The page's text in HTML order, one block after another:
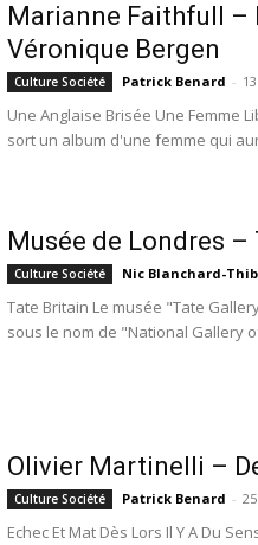
Marianne Faithfull –
Véronique Bergen
Culture Société Patrick Benard -
Une Anglaise Brisée Une Femme
sort un album d'une femme qui
Musée de Londres –
Culture Société Nic Blanchard-
Tate Britain Le musée "Tate
sous le nom de "National Gallery
Olivier Martinelli –
Culture Société Patrick Benard -
Echec Et Mat Dès Lors Il Y A Du